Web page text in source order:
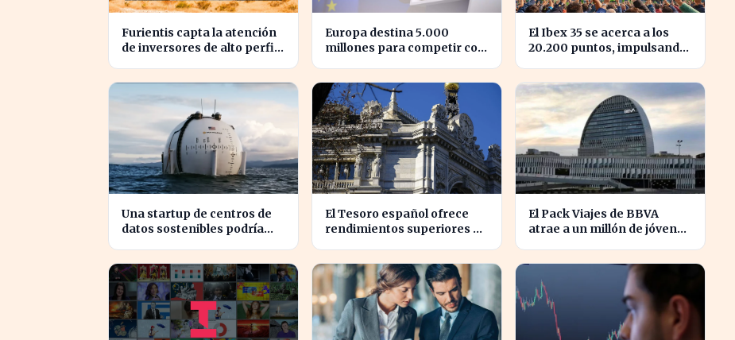
Furientis capta la atención
de inversores de alto perfil
Europa destina 5.000
millones para competir con
El Ibex 35 se acerca a los
20.200 puntos, impulsando
Una startup de centros de
datos sostenibles podría
El Tesoro español ofrece
rendimientos superiores al
El Pack Viajes de BBVA
atrae a un millón de jóvenes